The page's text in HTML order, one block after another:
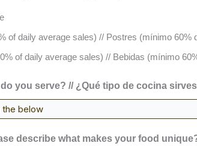
of daily average sales) // Postres (mínimo 60%
of daily average sales) // Bebidas (mínimo
you serve? // ¿Qué tipo de cocina
describe what makes your food